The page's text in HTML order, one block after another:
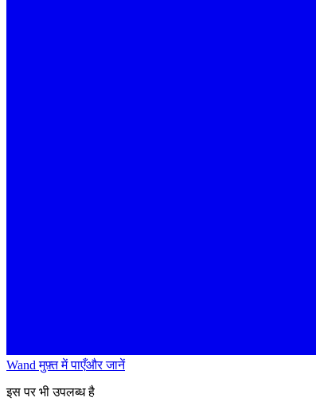
Wand मुफ़्त में पाएँऔर जानें
इस पर भी उपलब्ध है